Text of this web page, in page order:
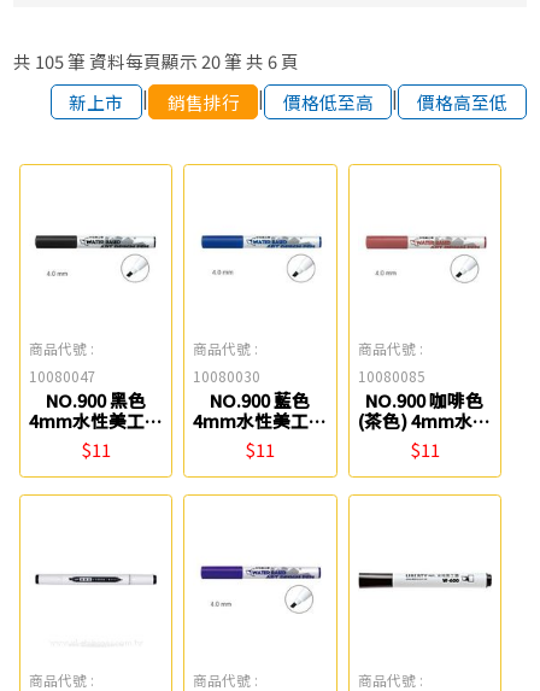
共 105筆 資料每頁顯示 20筆 共 6頁
新上市
| 銷售排行 | 價格低至高 | 價格高至低
商品代號 :
10080047
NO.900 黑色
4mm水性美工筆
雄獅
$11
商品代號 :
10080030
NO.900 藍色
4mm水性美工筆
雄獅
$11
商品代號 :
10080085
NO.900 咖啡色
(茶色) 4mm水性
美工筆 雄獅
$11
商品代號 :
商品代號 :
商品代號 :